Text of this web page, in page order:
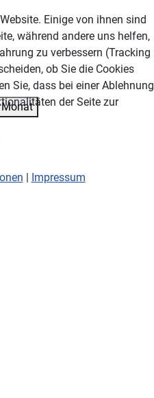
Monat
Einige von ihnen sind
während andere uns helfen,
zu verbessern (Tracking
ob Sie die Cookies
Sie, dass bei einer Ablehnung
der Seite zur
| Impressum